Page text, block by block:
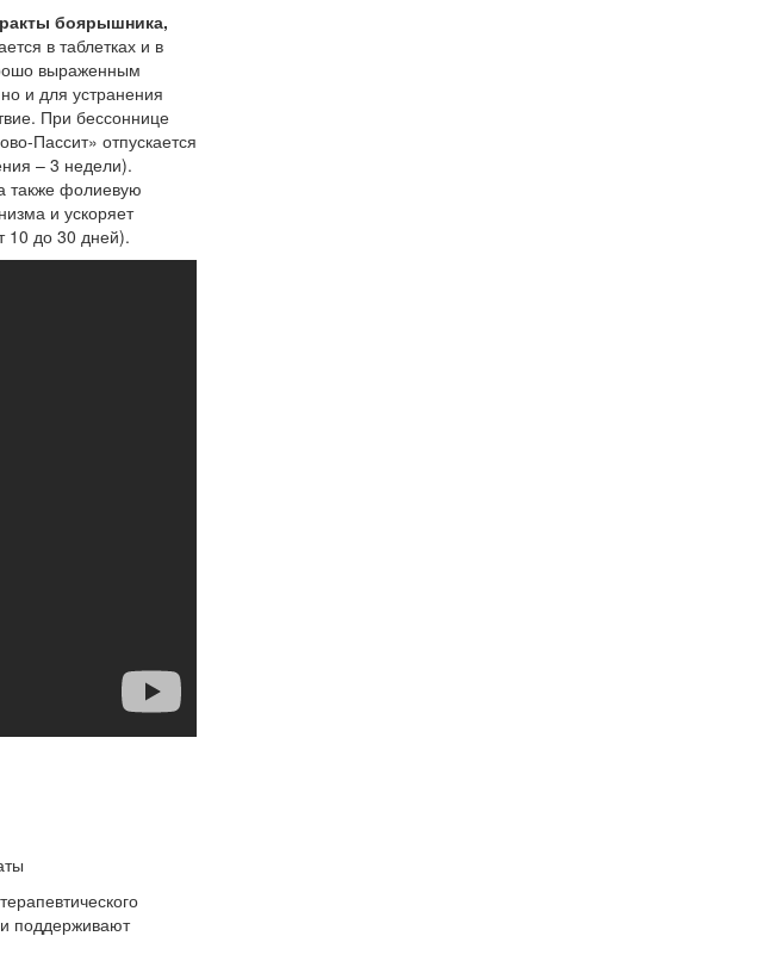
боярышника,
в таблетках и в
выраженным
и для устранения
При бессоннице
Пассит» отпускается
– 3 недели).
также фолиевую
и ускоряет
10 до 30 дней).
поддерживают